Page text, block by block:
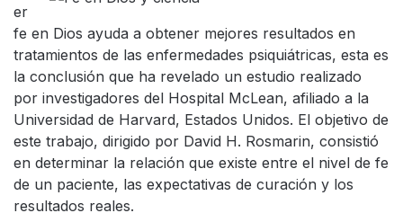
er
fe en Dios ayuda a obtener mejores resultados en
tratamientos de las enfermedades psiquiátricas, esta es
la conclusión que ha revelado un estudio realizado
por investigadores del Hospital McLean, afiliado a la
Universidad de Harvard, Estados Unidos. El objetivo de
este trabajo, dirigido por David H. Rosmarin, consistió
en determinar la relación que existe entre el nivel de fe
de un paciente, las expectativas de curación y los
resultados reales.